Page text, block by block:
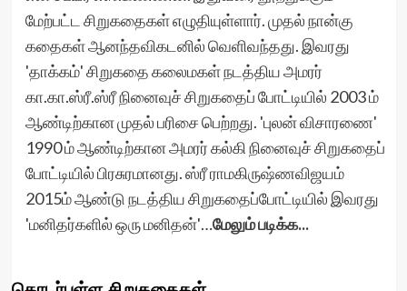
மேற்பட்ட சிறுகதைகள் எழுதியுள்ளார். முதல் நான்கு
கதைகள் ஆனந்தவிகடனில் வெளிவந்தது. இவரது
'தாக்கம்' சிறுகதை கலைமகள் நடத்திய அமரர்
கா.கா.ஸ்ரீ.ஸ்ரீ நினைவுச் சிறுகதைப் போட்டியில் 2003 ம்
ஆண்டிற்கான முதல் பரிசை பெற்றது. 'புலன் விசாரணை'
1990 ம் ஆண்டிற்கான அமரர் கல்கி நினைவுச் சிறுகதைப்
போட்டியில் பிரசுரமானது. ஸ்ரீ ராமகிருஷ்ணவிஜயம்
2015ம் ஆண்டு நடத்திய சிறுகதைப்போட்டியில் இவரது
'மனிதர்களில் ஒரு மனிதன்'…மேலும் படிக்க...